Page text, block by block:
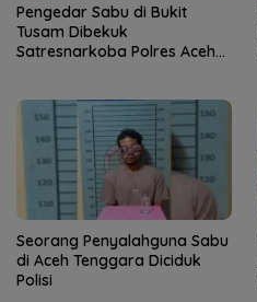
Pengedar Sabu di Bukit
Tusam Dibekuk
Satresnarkoba Polres Aceh
Seorang Penyalahguna Sabu
di Aceh Tenggara Diciduk
Polisi